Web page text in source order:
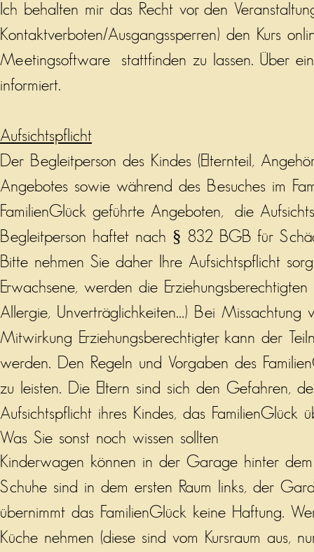
Ich behalten mir das Recht vor, den
Kontaktverboten/Ausgangssperren) den Kurs
Meetingsoftware stattfinden zu lassen. Über
informiert.
Aufsichtspflicht
Der Begleitperson des Kindes (Elternteil,
Angebotes sowie während des Besuches im
FamilienGlück geführte Angeboten, die
Begleitperson haftet nach § 832 BGB für
Bitte nehmen Sie daher Ihre Aufsichtspflicht
Erwachsene, werden die
Allergie, Unverträglichkeiten...) Bei
Mitwirkung Erziehungsberechtigter, kann der
werden. Den Regeln und Vorgaben des
zu leisten. Die Eltern sind sich den Gefahren,
Aufsichtspflicht ihres Kindes, das
Was Sie sonst noch wissen sollten
Kinderwagen können in der Garage hinter
Schuhe sind in dem ersten Raum links, der
übernimmt das FamilienGlück keine Haftung.
Küche nehmen (diese sind vom Kursraum aus,